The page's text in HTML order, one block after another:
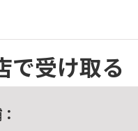
で受け取る